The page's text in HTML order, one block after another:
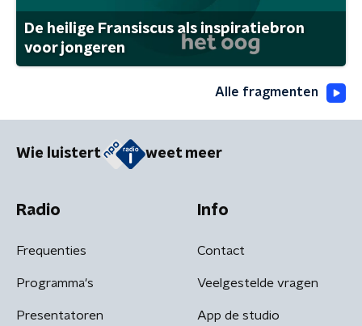
De heilige Fransiscus als inspiratiebron
voor jongeren
Alle fragmenten
Wie luistert weet meer
Radio
Frequenties
Programma's
Presentatoren
Info
Contact
Veelgestelde vragen
App de studio